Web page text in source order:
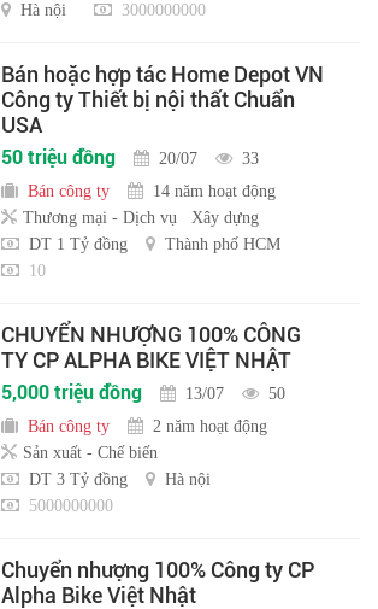
Hà nội
3000000000
Bán hoặc hợp tác Home Depot VN
Công ty Thiết bị nội thất Chuẩn
USA
50 triệu đồng 20/07
33
Bán công ty
14 năm hoạt động
Thương mại - Dịch vụ
Xây dựng
DT 1 Tỷ đồng
Thành phố HCM
10
CHUYỂN NHƯỢNG 100% CÔNG
TY CP ALPHA BIKE VIỆT NHẬT
5,000 triệu đồng 13/07
50
Bán công ty
2 năm hoạt động
Sản xuất - Chế biến
DT 3 Tỷ đồng
Hà nội
5000000000
Chuyển nhượng 100% Công ty CP
Alpha Bike Việt Nhật